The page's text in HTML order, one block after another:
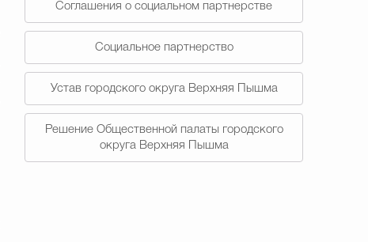
Соглашения о социальном партнерстве
Социальное партнерство
Устав городского округа Верхняя Пышма
Решение Общественной палаты городского
округа Верхняя Пышма